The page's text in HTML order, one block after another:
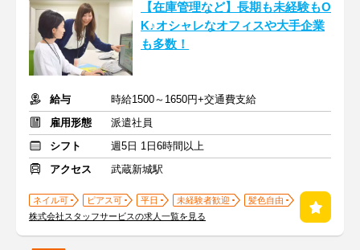
【在庫管理など】長期も未経験もO
K♪オシャレなオフィスや大手企業
も多数！
給与
時給1500～1650円+交通費支給
雇用形態
派遣社員
シフト
週5日 1日6時間以上
アクセス
武蔵新城駅
ネイル可 ピアス可 平日 未経験者歓迎
髪色自由
株式会社スタッフサービスの求人一覧を見る